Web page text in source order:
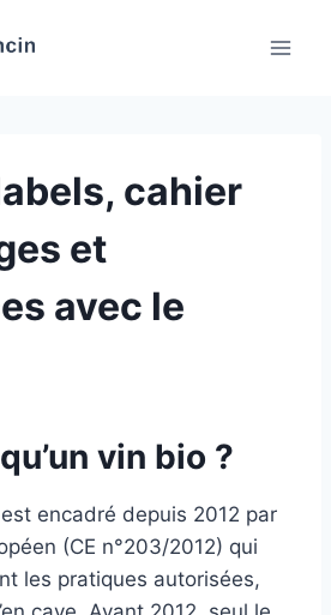
cahier
et
avec le
vin bio ?
encadré depuis 2012 par
(CE n°203/2012) qui
les pratiques autorisées,